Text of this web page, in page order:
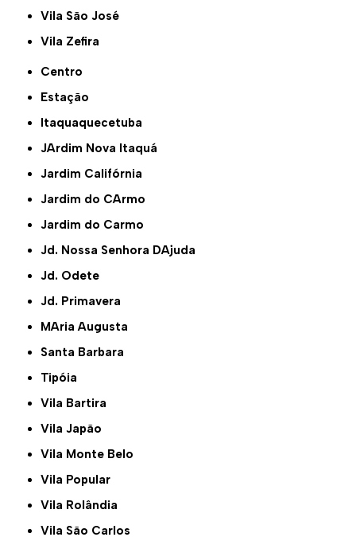
Vila São José
Vila Zefira
Centro
Estação
Itaquaquecetuba
JArdim Nova Itaquá
Jardim Califórnia
Jardim do CArmo
Jardim do Carmo
Jd. Nossa Senhora DAjuda
Jd. Odete
Jd. Primavera
MAria Augusta
Santa Barbara
Tipóia
Vila Bartira
Vila Japão
Vila Monte Belo
Vila Popular
Vila Rolândia
Vila São Carlos